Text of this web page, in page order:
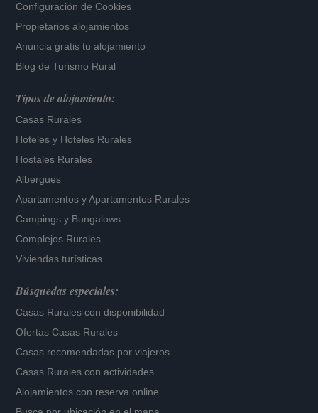
Configuración de Cookies
Propietarios alojamientos
Anuncia gratis tu alojamiento
Blog de Turismo Rural
Tipos de alojamiento:
Casas Rurales
Hoteles y Hoteles Rurales
Hostales Rurales
Albergues
Apartamentos yApartamentos Rurales
Campings y Bungalows
Complejos Rurales
Viviendas turísticas
Búsquedas especiales:
Casas Rurales con disponibilidad
Ofertas Casas Rurales
Casas recomendadas por viajeros
Casas Rurales con actividades
Alojamientos con reserva online